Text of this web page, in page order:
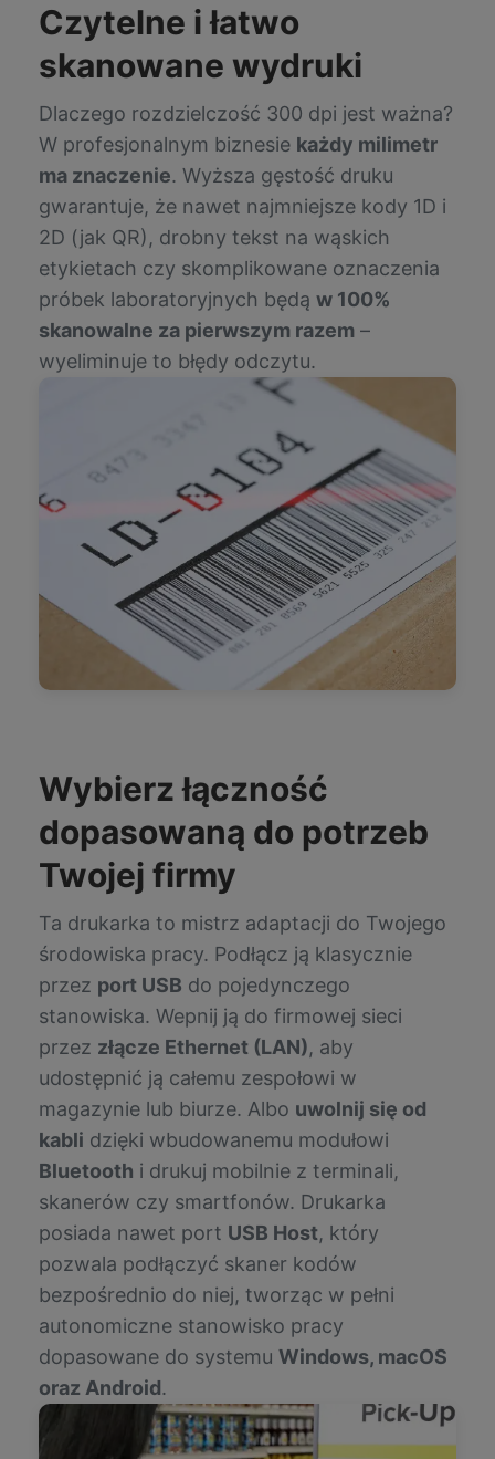
Czytelne i łatwo
skanowane wydruki
Dlaczego rozdzielczość 300 dpi jest ważna?
W profesjonalnym biznesie każdy milimetr
ma znaczenie. Wyższa gęstość druku
gwarantuje, że nawet najmniejsze kody 1D i
2D (jak QR), drobny tekst na wąskich
etykietach czy skomplikowane oznaczenia
próbek laboratoryjnych będą w 100%
skanowalne za pierwszym razem –
wyeliminuje to błędy odczytu.
Wybierz łączność
dopasowaną do potrzeb
Twojej firmy
Ta drukarka to mistrz adaptacji do Twojego
środowiska pracy. Podłącz ją klasycznie
przez port USB do pojedynczego
stanowiska. Wepnij ją do firmowej sieci
przez złącze Ethernet (LAN), aby
udostępnić ją całemu zespołowi w
magazynie lub biurze. Albo uwolnij się od
kabli dzięki wbudowanemu modułowi
Bluetooth i drukuj mobilnie z terminali,
skanerów czy smartfonów. Drukarka
posiada nawet port USB Host, który
pozwala podłączyć skaner kodów
bezpośrednio do niej, tworząc w pełni
autonomiczne stanowisko pracy
dopasowane do systemu Windows, macOS
oraz Android.